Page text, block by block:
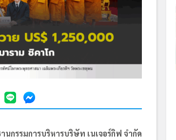
นกรรมการบริหารบริษัท เนเจอร์กิฟ จำกัด